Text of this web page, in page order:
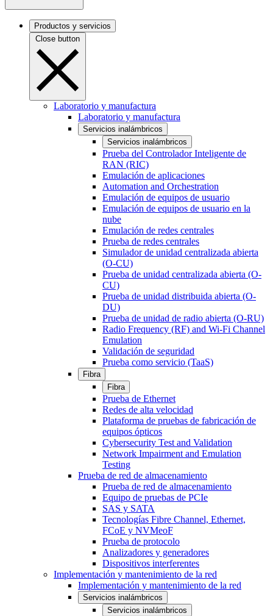
Productos y servicios
Close button
Laboratorio y manufactura
Laboratorio y manufactura
Servicios inalámbricos
Servicios inalámbricos
Prueba del Controlador Inteligente de
RAN (RIC)
Emulación de aplicaciones
Automation and Orchestration
Emulación de equipos de usuario
Emulación de equipos de usuario en la
nube
Emulación de redes centrales
Prueba de redes centrales
Simulador de unidad centralizada abierta
(O-CU)
Prueba de unidad centralizada abierta (O-
CU)
Prueba de unidad distribuida abierta (O-
DU)
Prueba de unidad de radio abierta (O-RU)
Radio Frequency (RF) and Wi-Fi Channel
Emulation
Validación de seguridad
Prueba como servicio (TaaS)
Fibra
Fibra
Prueba de Ethernet
Redes de alta velocidad
Plataforma de pruebas de fabricación de
equipos ópticos
Cybersecurity Test and Validation
Network Impairment and Emulation
Testing
Prueba de red de almacenamiento
Prueba de red de almacenamiento
Equipo de pruebas de PCIe
SAS y SATA
Tecnologías Fibre Channel, Ethernet,
FCoE y NVMeoF
Prueba de protocolo
Analizadores y generadores
Dispositivos interferentes
Implementación y mantenimiento de la red
Implementación y mantenimiento de la red
Servicios inalámbricos
Servicios inalámbricos